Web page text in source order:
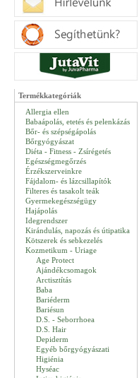
Termékkategóriák
Allergia ellen
Babaápolás, etetés és pelenkázás
Bőr- és szépségápolás
Bőrgyógyászat
Diéta - Fitness - Zsírégetés
Egészségmegőrzés
Érzékszerveinkre
Fájdalom- és lázcsillapítók
Filteres és tasakolt teák
Gyermekegészségügy
Hajápolás
Idegrendszer
Kirándulás, napozás és útipatika
Kötszerek és sebkezelés
Kozmetikum - Uriage
Age Protect
Ajándékcsomagok
Arctisztítás
Baba
Bariéderm
Bariésun
D.S. - Seborrhoea
D.S. Hair
Depiderm
Egyéb bőrgyógyászati
Higiénia
Hyséac